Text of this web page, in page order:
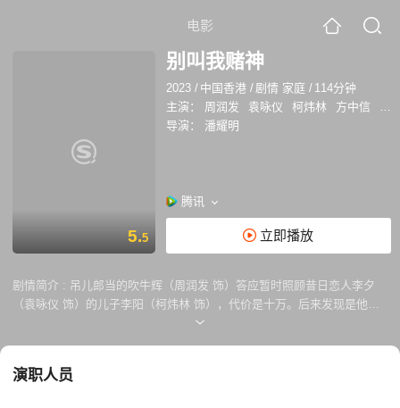
电影
5.5
别叫我赌神
2023 / 中国香港 /剧情 家庭 / 114分钟
主演：
周润发 袁咏仪 柯炜林 方中信
廖
导演：
潘耀明
腾讯
立即播放
剧情简介 : 吊儿郎当的吹牛辉（周润发 饰）答应暂时照顾昔日恋人李夕
（袁咏仪 饰）的儿子李阳（柯炜林 饰），代价是十万。后来发现是他亲
生子且患有自闭症。从此改变了一生。当父子感情递增之际，迎来了李夕
演职人员